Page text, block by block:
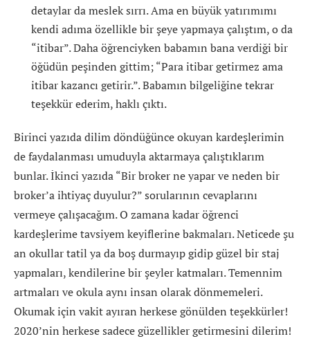
detaylar da meslek sırrı. Ama en büyük yatırımımı
kendi adıma özellikle bir şeye yapmaya çalıştım, o da
“itibar”. Daha öğrenciyken babamın bana verdiği bir
öğüdün peşinden gittim; “Para itibar getirmez ama
itibar kazancı getirir.”. Babamın bilgeliğine tekrar
teşekkür ederim, haklı çıktı.
Birinci yazıda dilim döndüğünce okuyan kardeşlerimin
de faydalanması umuduyla aktarmaya çalıştıklarım
bunlar. İkinci yazıda “Bir broker ne yapar ve neden bir
broker’a ihtiyaç duyulur?” sorularının cevaplarını
vermeye çalışacağım. O zamana kadar öğrenci
kardeşlerime tavsiyem keyiflerine bakmaları. Neticede şu
an okullar tatil ya da boş durmayıp gidip güzel bir staj
yapmaları, kendilerine bir şeyler katmaları. Temennim
artmaları ve okula aynı insan olarak dönmemeleri.
Okumak için vakit ayıran herkese gönülden teşekkürler!
2020’nin herkese sadece güzellikler getirmesini dilerim!